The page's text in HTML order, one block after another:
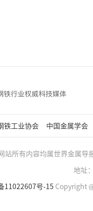
铁工业协会 中国金属学会
站所有内容均属世界金属导
地址
11022607号-15 Copyright